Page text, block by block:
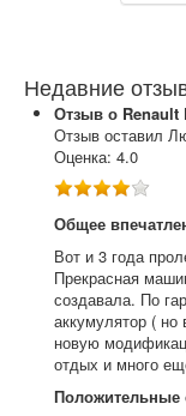
Недавние
Отзыв о Renault
Отзыв оставил
Оценка: 4.0
Общее
Вот и 3 года
Прекрасная
создавала. По
аккумулятор ( но
новую
отдых и много
Положительные